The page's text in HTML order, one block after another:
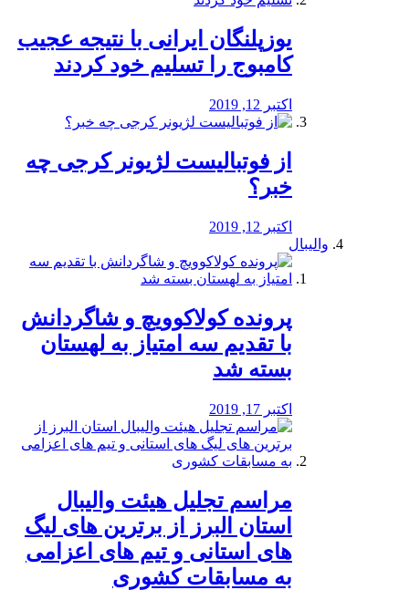
یوزپلنگان ایرانی با نتیجه عجیب
کامبوج را تسلیم خود کردند
اکتبر 12, 2019
از فوتبالیست لژیونر کرجی چه
خبر؟
اکتبر 12, 2019
والیبال
پرونده کولاکوویچ و شاگردانش
با تقدیم سه امتیاز به لهستان
بسته شد
اکتبر 17, 2019
مراسم تجلیل هیئت والیبال
استان البرز از برترین های لیگ
های استانی و تیم های اعزامی
به مسابقات کشوری